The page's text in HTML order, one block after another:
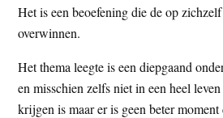
Het is een beoefening die de op
overwinnen.
Het thema leegte is een diepgaand
en misschien zelfs niet in een heel
krijgen is maar er is geen beter